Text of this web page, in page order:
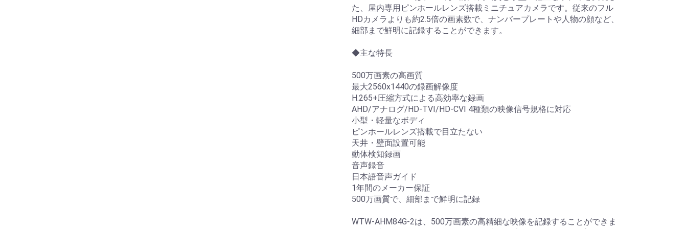
た、屋内専用ピンホールレンズ搭載ミニチュアカメラです。従来のフル
HDカメラよりも約2.5倍の画素数で、ナンバープレートや人物の顔など、
細部まで鮮明に記録することができます。
◆主な特長
500万画素の高画質
最大2560x1440の録画解像度
H.265+圧縮方式による高効率な録画
AHD/アナログ/HD-TVI/HD-CVI 4種類の映像信号規格に対応
小型・軽量なボディ
ピンホールレンズ搭載で目立たない
天井・壁面設置可能
動体検知録画
音声録音
日本語音声ガイド
1年間のメーカー保証
500万画質で、細部まで鮮明に記録
WTW-AHM84G-2は、500万画素の高精細な映像を記録することができま